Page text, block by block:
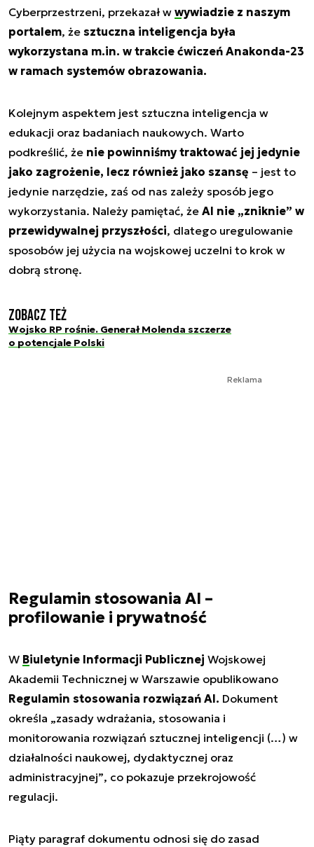
Cyberprzestrzeni, przekazał w wywiadzie z naszym
portalem, że sztuczna inteligencja była
wykorzystana m.in. w trakcie ćwiczeń Anakonda-23
w ramach systemów obrazowania.
Kolejnym aspektem jest sztuczna inteligencja w
edukacji oraz badaniach naukowych. Warto
podkreślić, że nie powinniśmy traktować jej jedynie
jako zagrożenie, lecz również jako szansę – jest to
jedynie narzędzie, zaś od nas zależy sposób jego
wykorzystania. Należy pamiętać, że AI nie „zniknie” w
przewidywalnej przyszłości, dlatego uregulowanie
sposobów jej użycia na wojskowej uczelni to krok w
dobrą stronę.
Zobacz też
Wojsko RP rośnie. Generał Molenda szczerze
o potencjale Polski
Reklama
Regulamin stosowania AI –
profilowanie i prywatność
W Biuletynie Informacji Publicznej Wojskowej
Akademii Technicznej w Warszawie opublikowano
Regulamin stosowania rozwiązań AI. Dokument
określa „zasady wdrażania, stosowania i
monitorowania rozwiązań sztucznej inteligencji (…) w
działalności naukowej, dydaktycznej oraz
administracyjnej”, co pokazuje przekrojowość
regulacji.
Piąty paragraf dokumentu odnosi się do zasad